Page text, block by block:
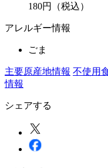
180円 （税込）
アレルギー情報
ごま
主要原産地情報 不使用
情報
シェアする